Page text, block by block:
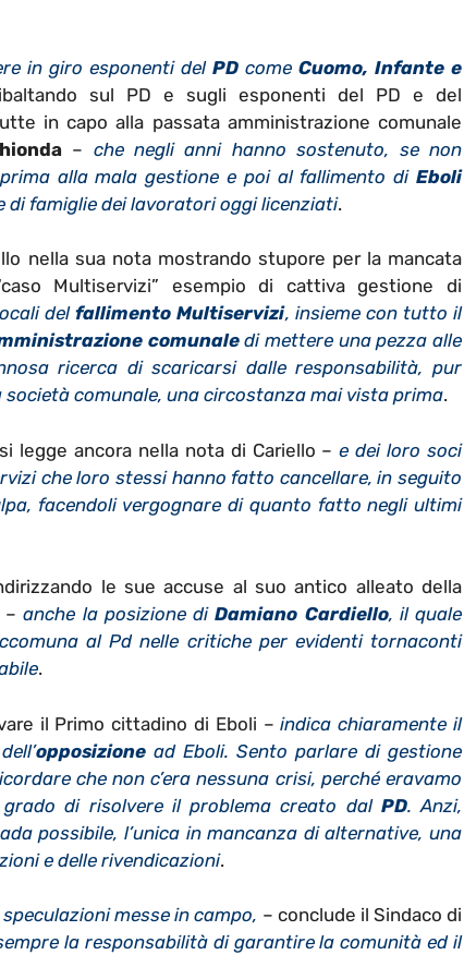
in giro esponenti del PD come Cuomo, Infante e
sul PD e sugli esponenti del PD e del
in capo alla passata amministrazione comunale
– che negli anni hanno sostenuto, se non
alla mala gestione e poi al fallimento di Eboli
di famiglie dei lavoratori oggi licenziati.
nella sua nota mostrando stupore per la mancata
Multiservizi” esempio di cattiva gestione di
delfallimento Multiservizi, insieme con tutto il
comunaledi mettere una pezza alle
ricerca di scaricarsi dalle responsabilità, pur
comunale, una circostanza mai vista prima.
legge ancora nella nota di Cariello –e dei loro soci
che loro stessi hanno fatto cancellare, in seguito
facendoli vergognare di quanto fatto negli ultimi
le sue accuse al suo antico alleato della
anche la posizione diDamiano Cardiello, il quale
al Pd nelle critiche per evidenti tornaconti
.
il Primo cittadino di Eboli –indica chiaramente il
opposizione ad Eboli. Sento parlare di gestione
che non c’era nessuna crisi, perché eravamo
di risolvere il problema creato dal PD. Anzi,
possibile, l’unica in mancanza di alternative, una
e delle rivendicazioni.
messe in campo, – conclude il Sindaco di
la responsabilità di garantire la comunità ed il